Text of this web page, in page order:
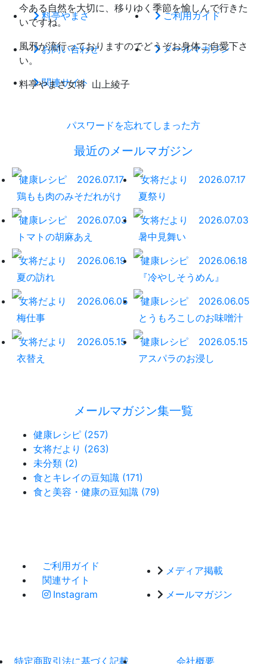
料亭やまさ ご利用ガイド
お問い合わせ メールマガジン
関連サイト
パスワードを忘れてしまった方
今ある自然を大切に、移りゆく季節を愉しんで行きた
いですね。
風邪が流行っておりますのでどうぞお身体ご自愛下さ
い。
料亭やまさ女将 山上綾子
最近のメールマガジン
健康レシピ
2026.07.17
鶏もも肉のみそだれがけ
女将だより
2026.07.17
夏祭り
健康レシピ
2026.07.03
トマトの胡麻あえ
女将だより
2026.07.03
暑中見舞い
女将だより
2026.06.19
夏の訪れ
健康レシピ
2026.06.18
『冷やしそうめん』
女将だより
2026.06.05
梅仕事
健康レシピ
2026.06.05
とうもろこしのお味噌汁
女将だより
2026.05.15
衣替え
健康レシピ
2026.05.15
アスパラのお浸し
メールマガジン集一覧
健康レシピ (257)
女将だより (263)
未分類 (2)
食とキレイの豆知識 (171)
食と美容・健康の豆知識 (79)
ご利用ガイド
関連サイト
Instagram
メディア掲載
メールマガジン
特定商取引法に基づく記載 会社概要